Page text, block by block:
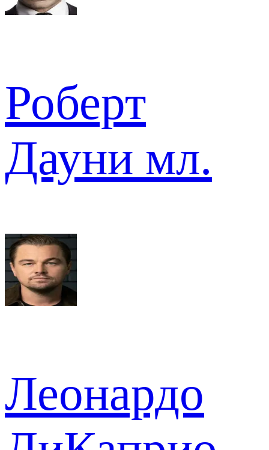
Роберт
Дауни мл.
Леонардо